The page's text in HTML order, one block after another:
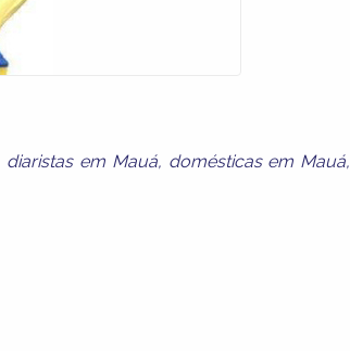
diaristas em Mauá, domésticas em Mauá,